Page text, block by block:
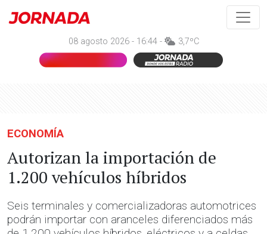
08 agosto 2026 - 16:44 - 3,7ºC
ECONOMÍA
Autorizan la importación de
1.200 vehículos híbridos
Seis terminales y comercializadoras automotrices
podrán importar con aranceles diferenciados más